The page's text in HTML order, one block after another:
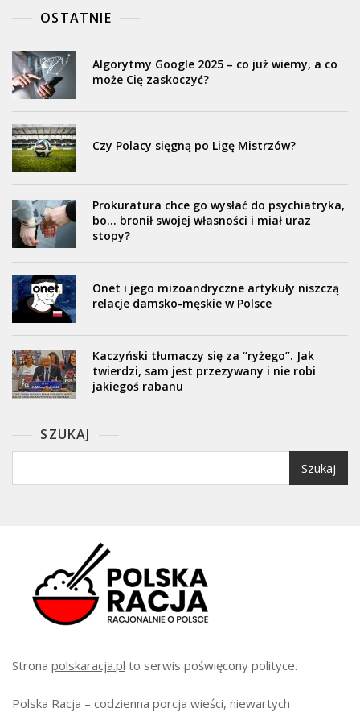
OSTATNIE
Algorytmy Google 2025 – co już wiemy, a co
może Cię zaskoczyć?
Czy Polacy sięgną po Ligę Mistrzów?
Prokuratura chce go wysłać do psychiatryka,
bo… bronił swojej własności i miał uraz
stopy?
Onet i jego mizoandryczne artykuły niszczą
relacje damsko-męskie w Polsce
Kaczyński tłumaczy się za “ryżego”. Jak
twierdzi, sam jest przezywany i nie robi
jakiegoś rabanu
SZUKAJ
Szukaj
Strona polskaracja.pl to serwis poświęcony polityce.
Polska Racja – codzienna porcja wieści, niewartych